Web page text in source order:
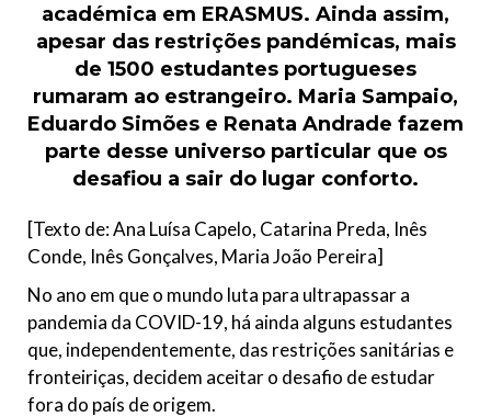
académica em ERASMUS. Ainda assim,
apesar das restrições pandémicas, mais
de 1500 estudantes portugueses
rumaram ao estrangeiro. Maria Sampaio,
Eduardo Simões e Renata Andrade fazem
parte desse universo particular que os
desafiou a sair do lugar conforto.
[Texto de: Ana Luísa Capelo, Catarina Preda, Inês
Conde, Inês Gonçalves, Maria João Pereira]
No ano em que o mundo luta para ultrapassar a
pandemia da COVID-19, há ainda alguns estudantes
que, independentemente, das restrições sanitárias e
fronteiriças, decidem aceitar o desafio de estudar
fora do país de origem.